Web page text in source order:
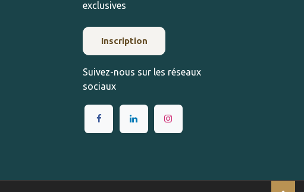
exclusives
Inscription
Suivez-nous sur les réseaux
sociaux